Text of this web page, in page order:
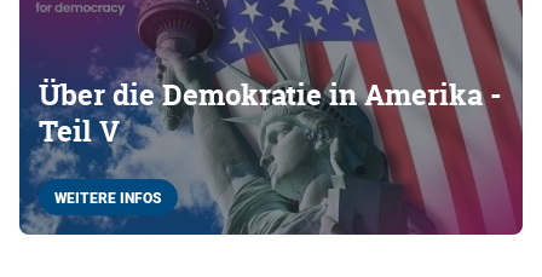
Über die Demokratie in Amerika -
Teil V
WEITERE INFOS